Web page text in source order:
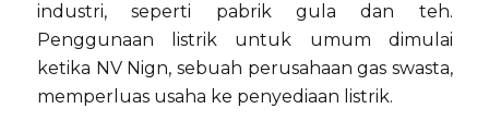
industri, seperti pabrik gula dan teh.
Penggunaan listrik untuk umum dimulai
ketika NV Nign, sebuah perusahaan gas swasta,
memperluas usaha ke penyediaan listrik.